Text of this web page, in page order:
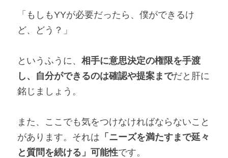
「もしもYYが必要だったら、僕ができるけ
ど、どう？」
というふうに、 相手に意思決定の権限を手渡
し、自分ができるのは確認や提案までだと肝に
銘じましょう。
また、ここでも気をつけなければならないこと
があります。それは 「ニーズを満たすまで延々
と質問を続ける」可能性です。